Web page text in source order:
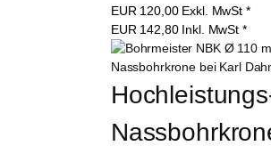
EUR 120,00 Exkl. MwSt *
EUR 142,80 Inkl. MwSt *